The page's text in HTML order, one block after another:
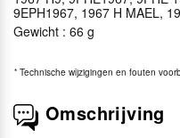
9EPH1967, 1967 H MAEL,
Gewicht : 66 g
* Technische wijzigingen en fouten
Omschrijving